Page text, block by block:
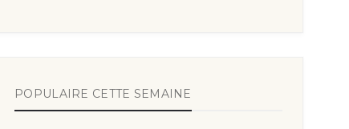
POPULAIRE CETTE SEMAINE